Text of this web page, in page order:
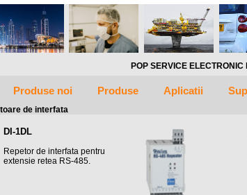
POP SERVICE
Produse noi Produse Aplicatii
de interfata
DI-1DL
Repetor de interfata pentru
extensie retea RS-485.